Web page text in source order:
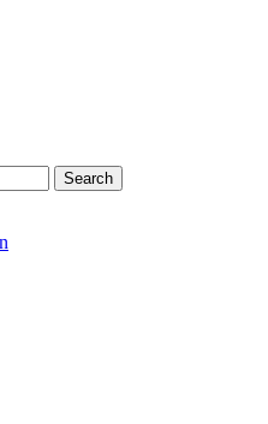
Search